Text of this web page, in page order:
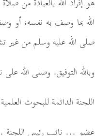
الله بما وصف به نفسه، أو
صلى الله عليه وسلم من غير
وبالله التوفيق. وصلى الله
اللجنة الدائمة للبحوث العلمية